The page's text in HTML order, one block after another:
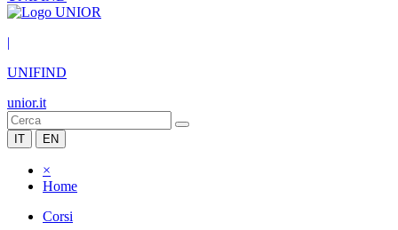
|
UNIFIND
unior.it
IT EN
×
Home
Corsi